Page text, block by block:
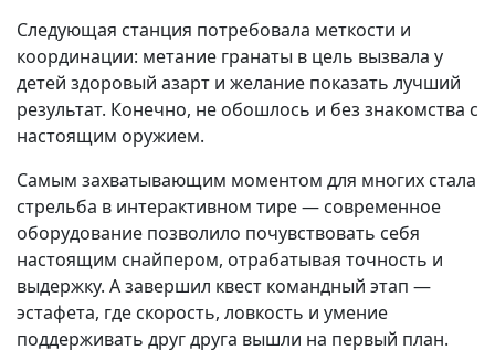
Следующая станция потребовала меткости и
координации: метание гранаты в цель вызвала у
детей здоровый азарт и желание показать лучший
результат. Конечно, не обошлось и без знакомства с
настоящим оружием.
Самым захватывающим моментом для многих стала
стрельба в интерактивном тире — современное
оборудование позволило почувствовать себя
настоящим снайпером, отрабатывая точность и
выдержку. А завершил квест командный этап —
эстафета, где скорость, ловкость и умение
поддерживать друг друга вышли на первый план.